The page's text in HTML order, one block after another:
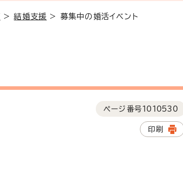
>結婚支援 > 募集中の婚活イベント
ページ番号1010530
印刷